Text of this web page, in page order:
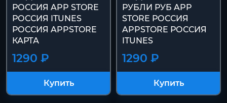
РОССИЯ APP STORE
РОССИЯ ITUNES
РОССИЯ APPSTORE
КАРТА
1290 ₽
Купить
РУБЛИ РУБ APP
STORE РОССИЯ
APPSTORE РОССИЯ
ITUNES
1290 ₽
Купить